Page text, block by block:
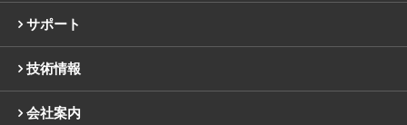
サポート
技術情報
会社案内